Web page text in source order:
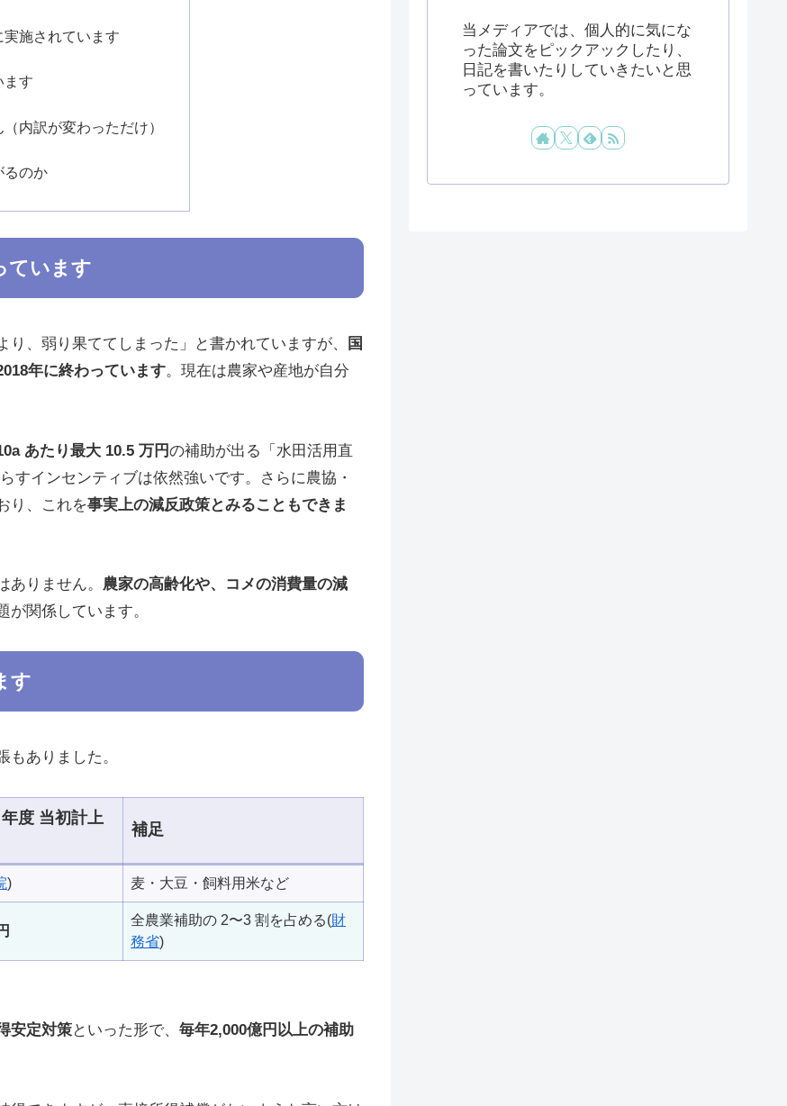
施されています
ます
内訳が変わっただけ）
るのか
ています
、弱り果ててしまった」と書かれていますが、
国
年に終わっています。現在は農家や産地が自分
あたり最大 10.5 万円の補助が出る「水田活用直
すインセンティブは依然強いです。さらに農協・
り、これを事実上の減反政策とみることもできま
りません。 農家の高齢化や、コメの消費量の減
が関係しています。
す
もありました。
度 当初計上
補足
) 麦・大豆・飼料用米など
全農業補助の 2〜3 割を占める(財
務省)
安定対策といった形で、 毎年2,000億円以上の補助
当メディアでは、個人的に気にな
った論文をピックアックしたり、
日記を書いたりしていきたいと思
っています。